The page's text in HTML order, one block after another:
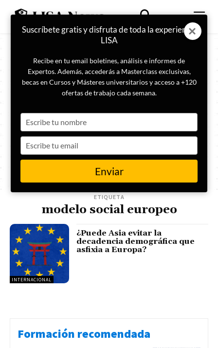
ETIQUETA
modelo social europeo
INTERNACIONAL
¿Puede Asia evitar la
decadencia demográfica que
asfixia a Europa?
Formación recomendada
Suscríbete gratis y disfruta de toda la experiencia
LISA
Recibe en tu email boletines, análisis e informes de
Expertos. Además, accederás a Masterclass exclusivas,
becas en Cursos y Másteres universitarios y acceso a +120
ofertas de trabajo cada semana.
your
name
your
email
Enviar